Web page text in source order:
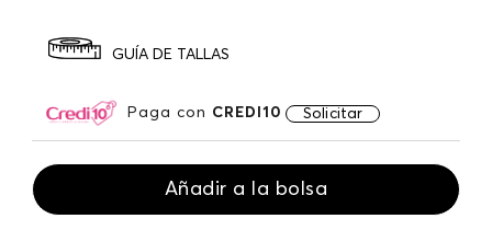
GUÍA DE TALLAS
Paga con CREDI10 Solicitar
Añadir a la bolsa